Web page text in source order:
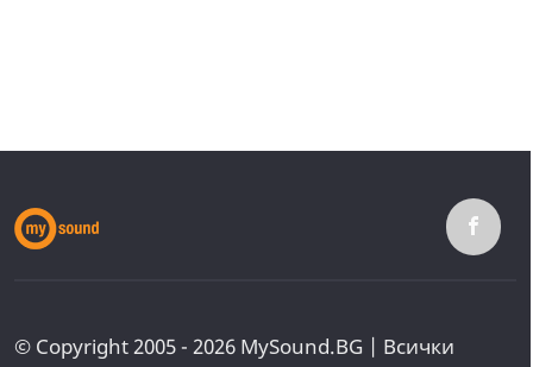
© Copyright 2005 - 2026 MySound.BG | Всички